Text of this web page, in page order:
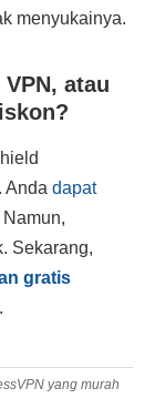
menyukainya.
atau
Anda dapat
Namun,
Sekarang,
gratis
yang murah